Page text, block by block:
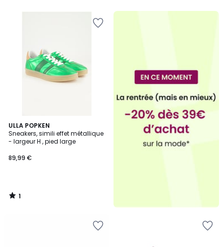
ULLA POPKEN
Sneakers, simili effet métallique
- largeur H , pied large
89,99 €
1
/
5
1
/